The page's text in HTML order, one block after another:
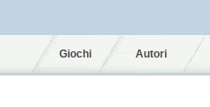
Giochi Autori